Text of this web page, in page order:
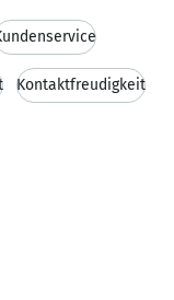
Kontaktfreudigkeit